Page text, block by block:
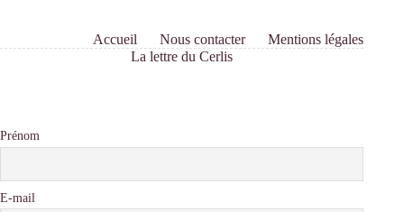
Accueil Nous contacter
Mentions légales
La lettre du Cerlis
Prénom
E-mail